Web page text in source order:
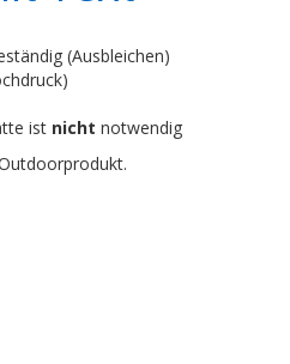
(Ausbleichen)
ist nicht notwendig